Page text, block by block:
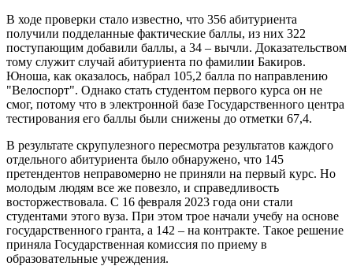
В ходе проверки стало известно, что 356 абитуриента
получили подделанные фактические баллы, из них 322
поступающим добавили баллы, а 34 – вычли. Доказательством
тому служит случай абитуриента по фамилии Бакиров.
Юноша, как оказалось, набрал 105,2 балла по направлению
"Велоспорт". Однако стать студентом первого курса он не
смог, потому что в электронной базе Государственного центра
тестирования его баллы были снижены до отметки 67,4.
В результате скрупулезного пересмотра результатов каждого
отдельного абитуриента было обнаружено, что 145
претендентов неправомерно не приняли на первый курс. Но
молодым людям все же повезло, и справедливость
восторжествовала. С 16 февраля 2023 года они стали
студентами этого вуза. При этом трое начали учебу на основе
государственного гранта, а 142 – на контракте. Такое решение
приняла Государственная комиссия по приему в
образовательные учреждения.